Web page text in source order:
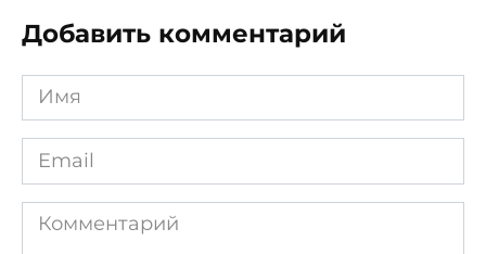
Добавить комментарий
Имя
*
Email
*
Комментарий